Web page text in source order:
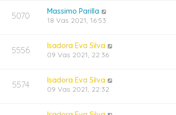
5070
Massimo Parilla
18 Vas 2021, 16:53
5556
Isadora Eva Silva
09 Vas 2021, 22:36
5574
Isadora Eva Silva
09 Vas 2021, 22:32